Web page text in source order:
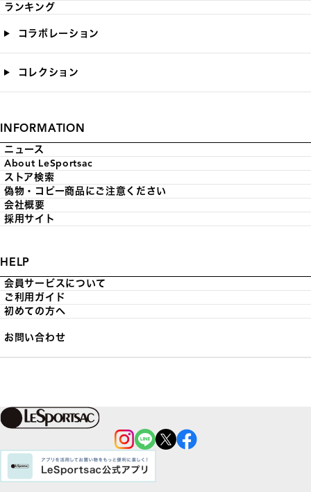
ランキング
コラボレーション
コレクション
INFORMATION
ニュース
About LeSportsac
ストア検索
偽物・コピー商品にご注意ください
会社概要
採用サイト
HELP
会員サービスについて
ご利用ガイド
初めての方へ
お問い合わせ